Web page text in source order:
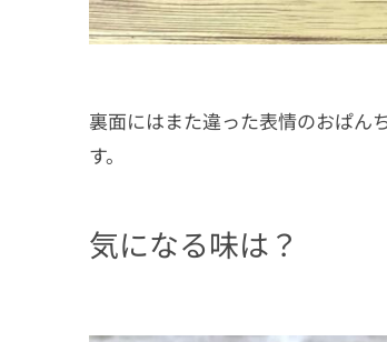
裏面にはまた違った表情のおぱん
す。
気になる味は？